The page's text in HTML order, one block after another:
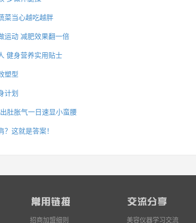
菜当心越吃越胖
运动 减肥效果翻一倍
健身营养实用贴士
塑型
计划
肚胀气一日速显小蛮腰
？这就是答案！
招商加盟细则 美容仪器学习交流